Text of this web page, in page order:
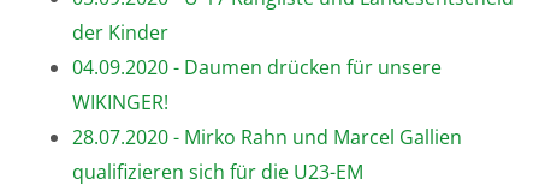
der Kinder
04.09.2020 - Daumen drücken für unsere
WIKINGER!
28.07.2020 - Mirko Rahn und Marcel Gallien
qualifizieren sich für die U23-EM